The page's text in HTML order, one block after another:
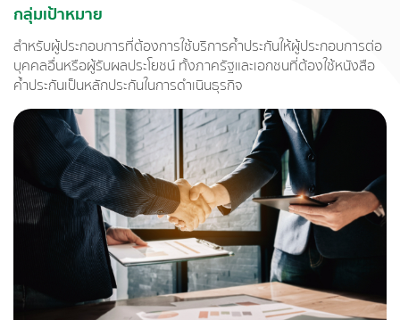
กลุ่มเป้าหมาย
สำหรับผู้ประกอบการที่ต้องการใช้บริการค้ำประกันให้ผู้ประกอบการต่อ
บุคคลอื่นหรือผู้รับผลประโยชน์ ทั้งภาครัฐและเอกชนที่ต้องใช้หนังสือ
ค้ำประกันเป็นหลักประกันในการดำเนินธุรกิจ